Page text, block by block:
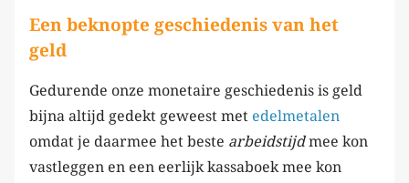
Een beknopte geschiedenis van het
geld
Gedurende onze monetaire geschiedenis is geld
bijna altijd gedekt geweest met edelmetalen
omdat je daarmee het beste arbeidstijdmee kon
vastleggen en een eerlijk kassaboek mee kon